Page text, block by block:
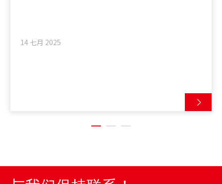
14 七月 2025